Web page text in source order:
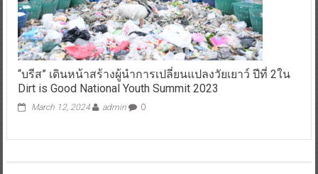
“บรีส” เดินหน้าสร้างผู้นำการเปลี่ยนแปลงวัยเยาว์ ปีที่ 2ใน
Dirt is Good National Youth Summit 2023
March 12, 2024 admin 0